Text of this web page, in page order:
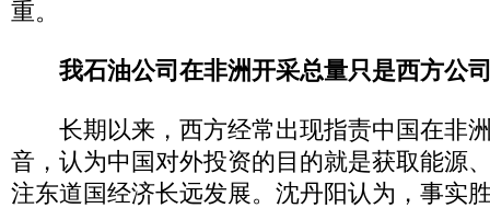
重。
我石油公司在非洲开采总量只是西方公
长期以来，西方经常出现指责中国在非
音，认为中国对外投资的目的就是获取能源
注东道国经济长远发展。沈丹阳认为，事实